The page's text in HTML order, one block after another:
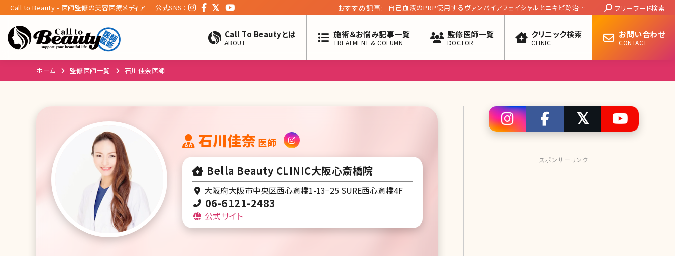
Call to Beauty - 医師監修の美容医療メディア 公式SNS： おすすめ記事:
自己血液のPRP使用するヴァンパイアフェイシャルとニキビ跡治療
Search:
フリーワード検索
Call To Beautyとは
ABOUT
施術＆お悩み記事一覧
TREATMENT & COLUMN
監修医師一覧
DOCTOR
クリニック検索
CLINIC
お問い合わせ
CONTACT
ホーム 監修医師一覧 石川佳奈医師
石川佳奈 医師
Bella Beauty CLINIC大阪心斎橋院
大阪府大阪市中央区西心斎橋1-13−25 SURE西心斎橋4F
06-6121-2483
公式サイト
スポンサーリンク